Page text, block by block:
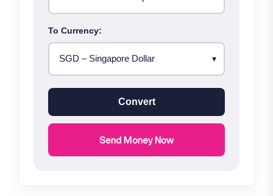
To Currency:
Convert
Send Money Now